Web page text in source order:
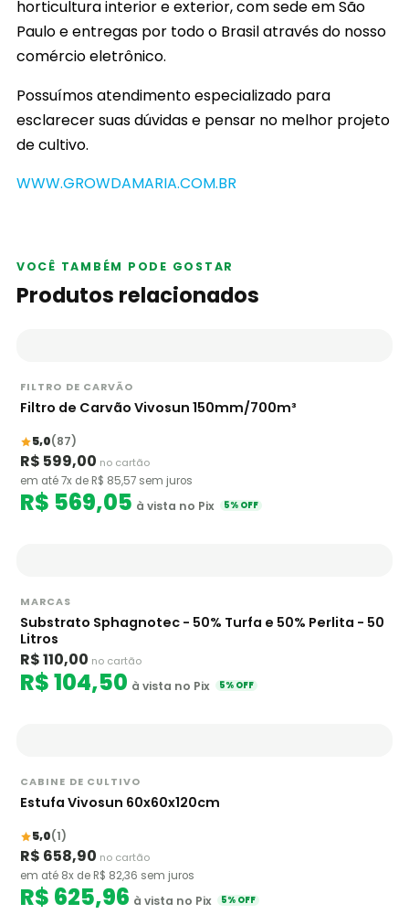
horticultura interior e exterior, com sede em São
Paulo e entregas por todo o Brasil através do nosso
comércio eletrônico.
Possuímos atendimento especializado para
esclarecer suas dúvidas e pensar no melhor projeto
de cultivo.
WWW.GROWDAMARIA.COM.BR
VOCÊ TAMBÉM PODE GOSTAR
Produtos relacionados
FILTRO DE CARVÃO
Filtro de Carvão Vivosun 150mm/700m³
5,0(87)
R$ 599,00 no cartão
em até 7x de R$ 85,57 sem juros
R$ 569,05 à vista no Pix 5% OFF
MARCAS
Substrato Sphagnotec - 50% Turfa e 50% Perlita - 50
Litros
R$ 110,00 no cartão
R$ 104,50 à vista no Pix 5% OFF
CABINE DE CULTIVO
Estufa Vivosun 60x60x120cm
5,0(1)
R$ 658,90 no cartão
em até 8x de R$ 82,36 sem juros
R$ 625,96 à vista no Pix 5% OFF